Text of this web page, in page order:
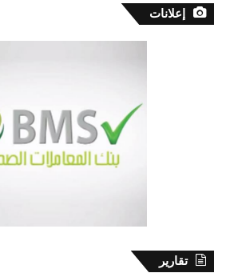
إعلانات
تقارير